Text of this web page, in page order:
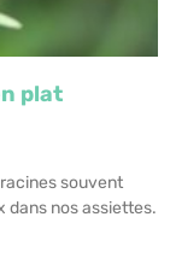
plat
souvent
dans nos assiettes.